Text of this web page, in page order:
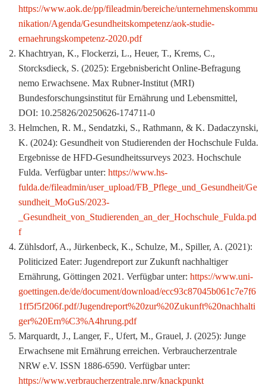
https://www.aok.de/pp/fileadmin/bereiche/unternehmenskommu
nikation/Agenda/Gesundheitskompetenz/aok-studie-
ernaehrungskompetenz-2020.pdf
Khachtryan, K., Flockerzi, L., Heuer, T., Krems, C.,
Storcksdieck, S. (2025): Ergebnisbericht Online-Befragung
nemo Erwachsene. Max Rubner-Institut (MRI)
Bundesforschungsinstitut für Ernährung und Lebensmittel,
DOI: 10.25826/20250626-174711-0
Helmchen, R. M., Sendatzki, S., Rathmann, & K. Dadaczynski,
K. (2024): Gesundheit von Studierenden der Hochschule Fulda.
Ergebnisse de HFD-Gesundheitssurveys 2023. Hochschule
Fulda. Verfügbar unter:https://www.hs-
fulda.de/fileadmin/user_upload/FB_Pflege_und_Gesundheit/Ge
sundheit_MoGuS/2023-
_Gesundheit_von_Studierenden_an_der_Hochschule_Fulda.pd
f
Zühlsdorf, A., Jürkenbeck, K., Schulze, M., Spiller, A. (2021):
Politicized Eater: Jugendreport zur Zukunft nachhaltiger
Ernährung, Göttingen 2021. Verfügbar unter:https://www.uni-
goettingen.de/de/document/download/ecc93c87045b061c7e7f6
1ff5f5f206f.pdf/Jugendreport%20zur%20Zukunft%20nachhalti
ger%20Ern%C3%A4hrung.pdf
Marquardt, J., Langer, F., Ufert, M., Grauel, J. (2025): Junge
Erwachsene mit Ernährung erreichen. Verbraucherzentrale
NRW e.V. ISSN 1886-6590. Verfügbar unter:
https://www.verbraucherzentrale.nrw/knackpunkt